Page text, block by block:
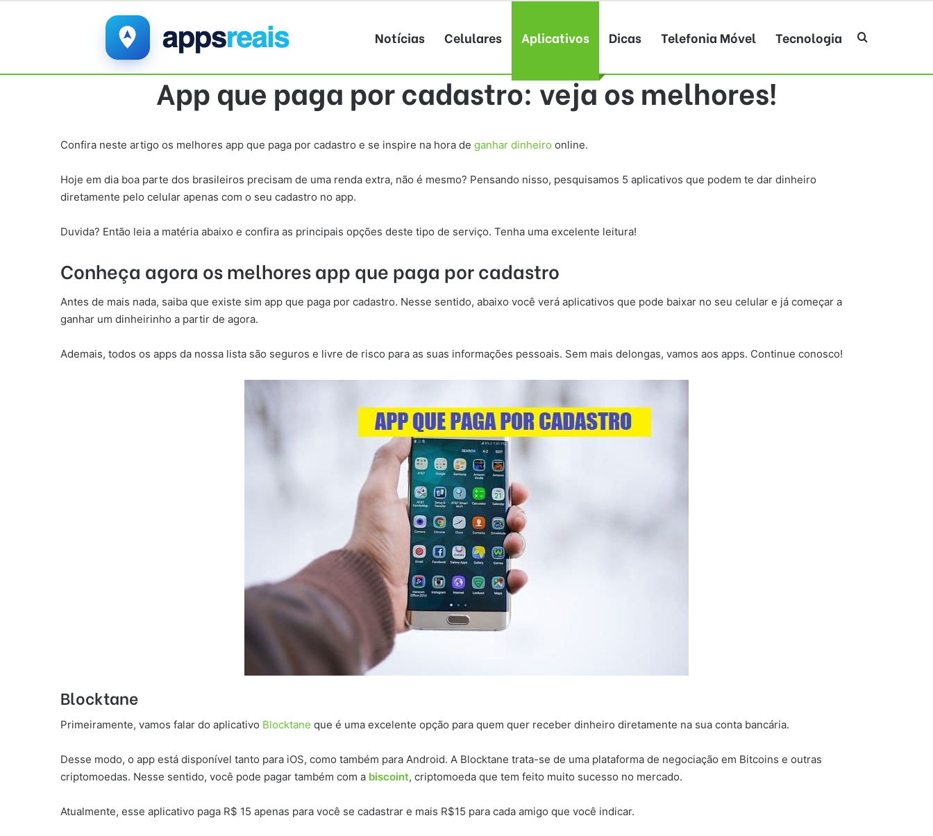
Notícias Celulares Aplicativos Dicas Telefonia Móvel Tecnologia Procurar por
App que paga por cadastro: veja os melhores!
Confira neste artigo os melhores app que paga por cadastro e se inspire na hora de ganhar dinheiro online.
Hoje em dia boa parte dos brasileiros precisam de uma renda extra, não é mesmo? Pensando nisso, pesquisamos 5 aplicativos que podem te dar dinheiro
diretamente pelo celular apenas com o seu cadastro no app.
Duvida? Então leia a matéria abaixo e confira as principais opções deste tipo de serviço. Tenha uma excelente leitura!
Conheça agora os melhores app que paga por cadastro
Antes de mais nada, saiba que existe sim app que paga por cadastro. Nesse sentido, abaixo você verá aplicativos que pode baixar no seu celular e já começar a
ganhar um dinheirinho a partir de agora.
Ademais, todos os apps da nossa lista são seguros e livre de risco para as suas informações pessoais. Sem mais delongas, vamos aos apps. Continue conosco!
Blocktane
Primeiramente, vamos falar do aplicativo Blocktane que é uma excelente opção para quem quer receber dinheiro diretamente na sua conta bancária.
Desse modo, o app está disponível tanto para iOS, como também para Android. A Blocktane trata-se de uma plataforma de negociação em Bitcoins e outras
criptomoedas. Nesse sentido, você pode pagar também com a biscoint, criptomoeda que tem feito muito sucesso no mercado.
Atualmente, esse aplicativo paga R$ 15 apenas para você se cadastrar e mais R$15 para cada amigo que você indicar.